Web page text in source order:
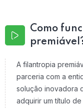
Como
A filantropia
parceria com a
solução inovadora
adquirir um título